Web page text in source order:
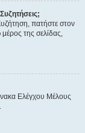
πατήστε στον
της σελίδας,
Ελέγχου Μέλους